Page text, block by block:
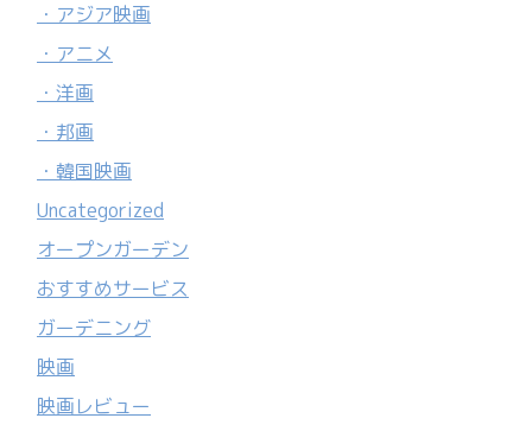
・アジア映画
・アニメ
・洋画
・邦画
・韓国映画
Uncategorized
オープンガーデン
おすすめサービス
ガーデニング
映画
映画レビュー